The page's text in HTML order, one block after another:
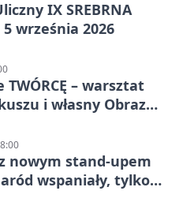
IX SREBRNA
5 września 2026
– warsztat
i własny Obraz
nowym stand-upem
wspaniały, tylko